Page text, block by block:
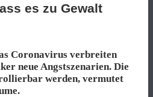
es zu Gewalt
Coronavirus verbreiten
neue Angstszenarien. Die
werden, vermutet